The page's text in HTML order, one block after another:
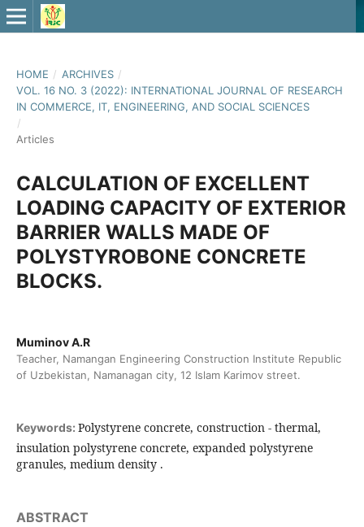
HOME / ARCHIVES /
VOL. 16 NO. 3 (2022): INTERNATIONAL JOURNAL OF RESEARCH
IN COMMERCE, IT, ENGINEERING, AND SOCIAL SCIENCES
/
Articles
CALCULATION OF EXCELLENT
LOADING CAPACITY OF EXTERIOR
BARRIER WALLS MADE OF
POLYSTYROBONE CONCRETE
BLOCKS.
Muminov A.R
Teacher, Namangan Engineering Construction Institute Republic
of Uzbekistan, Namanagan city, 12 Islam Karimov street.
Keywords: Polystyrene concrete, construction - thermal,
insulation polystyrene concrete, expanded polystyrene
granules, medium density .
ABSTRACT